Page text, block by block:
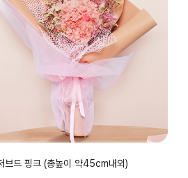
브드 핑크 (총높이 약45cm내외)